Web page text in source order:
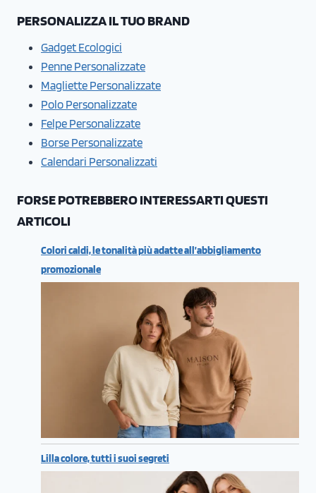
PERSONALIZZA IL TUO BRAND
Gadget Ecologici
Penne Personalizzate
Magliette Personalizzate
Polo Personalizzate
Felpe Personalizzate
Borse Personalizzate
Calendari Personalizzati
FORSE POTREBBERO INTERESSARTI QUESTI
ARTICOLI
Colori caldi, le tonalità più adatte all’abbigliamento
promozionale
Lilla colore, tutti i suoi segreti